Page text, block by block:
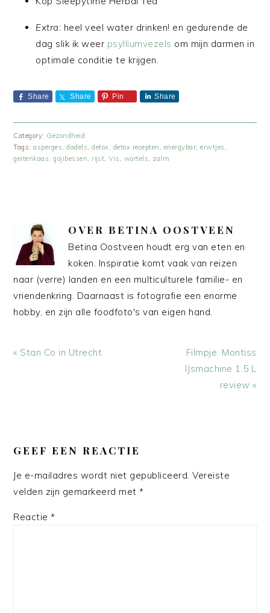
Extra: heel veel water drinken! en gedurende de
dag slik ik weer psylliumvezels om mijn darmen in
optimale conditie te krijgen.
Share Share Pin Share
Category: Gezondheid
Tags:asperges,dadels,detox, detox recepten , energybar,erwtjes ,
geitenkaas,gojibessen, rijst,Vis , wortels, zalm
OVER BETINA OOSTVEEN
Betina Oostveen houdt erg van eten en
koken. Inspiratie komt vaak van reizen
naar (verre) landen en een multiculturele familie- en
vriendenkring. Daarnaast is fotografie een enorme
hobby, en zijn alle foodfoto's van eigen hand.
Vorig
« Stan Co in Utrecht
Volgend
bericht:
Filmpje: Montiss
IJsmachine 1.5 L
review »
INTERACTIES
GEEF EEN REACTIE
Je e-mailadres wordt niet gepubliceerd. Vereiste
velden zijn gemarkeerd met*
Reactie*